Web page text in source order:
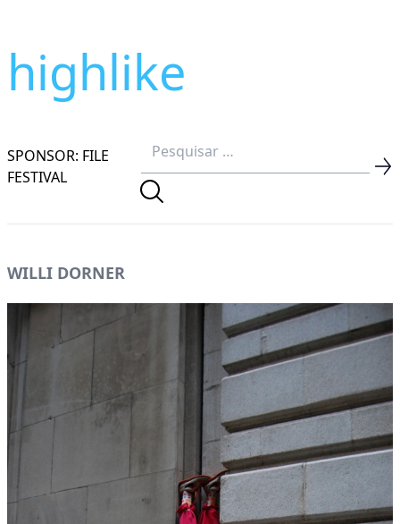
highlike
SPONSOR: FILE
FESTIVAL
WILLI DORNER